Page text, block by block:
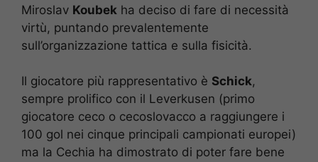
Miroslav Koubek ha deciso di fare di necessità
virtù, puntando prevalentemente
sull’organizzazione tattica e sulla fisicità.
Il giocatore più rappresentativo è Schick,
sempre prolifico con il Leverkusen (primo
giocatore ceco o cecoslovacco a raggiungere i
100 gol nei cinque principali campionati europei)
ma la Cechia ha dimostrato di poter fare bene